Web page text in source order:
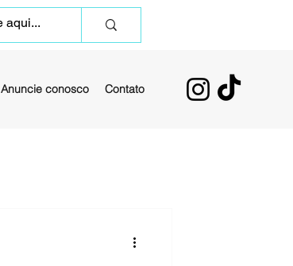
Anuncie conosco Contato